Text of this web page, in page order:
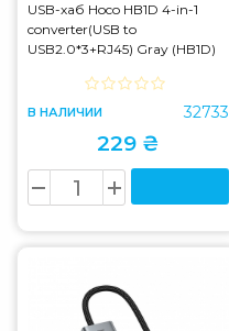
USB-хаб Hoco HB1D 4-in-1
converter(USB to
USB2.0*3+RJ45) Gray (HB1D)
В НАЛИЧИИ 32733
229 ₴